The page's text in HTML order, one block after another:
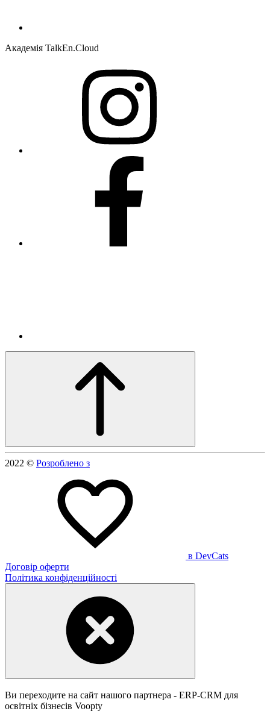
Академія TalkEn.Cloud
2022 © Розроблено з
в DevCats
Договір оферти
Політика конфіденційності
Ви переходите на сайт нашого партнера - ERP-CRM для
освітніх бізнесів Voopty